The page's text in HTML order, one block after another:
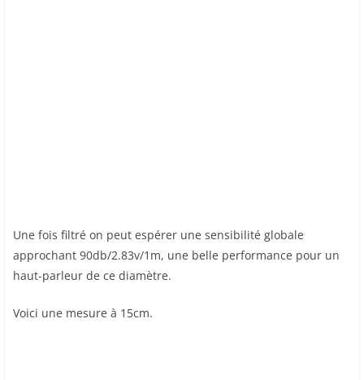
Une fois filtré on peut espérer une sensibilité globale
approchant 90db/2.83v/1m, une belle performance pour un
haut-parleur de ce diamètre.
Voici une mesure à 15cm.